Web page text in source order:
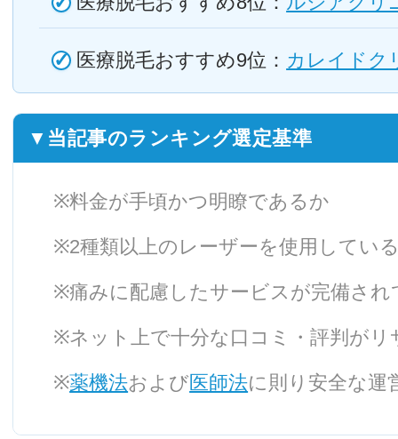
医療脱毛おすすめ9位： カレイドク
▼当記事のランキング選定基準
料金が手頃かつ明瞭であるか
2種類以上のレーザーを使用してい
痛みに配慮したサービスが完備され
ネット上で十分な口コミ・評判が
薬機法および 医師法に則り安全な運